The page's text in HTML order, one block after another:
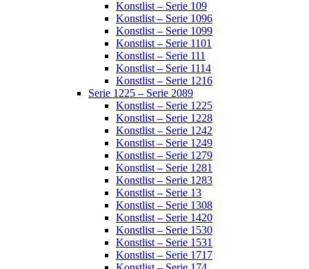
Konstlist – Serie 109
Konstlist – Serie 1096
Konstlist – Serie 1099
Konstlist – Serie 1101
Konstlist – Serie 111
Konstlist – Serie 1114
Konstlist – Serie 1216
Serie 1225 – Serie 2089
Konstlist – Serie 1225
Konstlist – Serie 1228
Konstlist – Serie 1242
Konstlist – Serie 1249
Konstlist – Serie 1279
Konstlist – Serie 1281
Konstlist – Serie 1283
Konstlist – Serie 13
Konstlist – Serie 1308
Konstlist – Serie 1420
Konstlist – Serie 1530
Konstlist – Serie 1531
Konstlist – Serie 1717